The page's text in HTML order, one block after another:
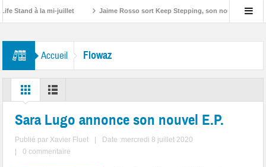
Stand à la mi-juillet Jaime Rosso sort Keep Stepping, son nouvel EP
Accueil Flowaz
Sara Lugo annonce son nouvel E.P.
Publié par Xavier Fluet
Date :mercredi 8 juillet 2020
0 commentaire